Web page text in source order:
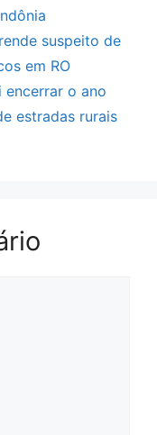
suspeito de
em RO
encerrar o ano
estradas rurais